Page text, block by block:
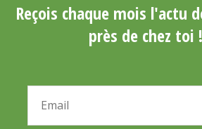
Reçois chaque mois l'actu
près de chez toi !